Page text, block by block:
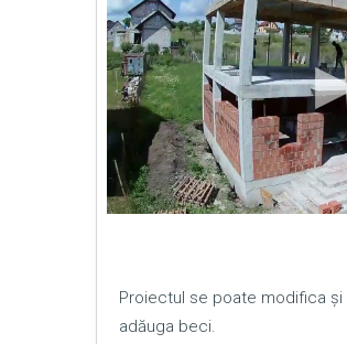
Proiectul se poate modifica
adăuga beci.